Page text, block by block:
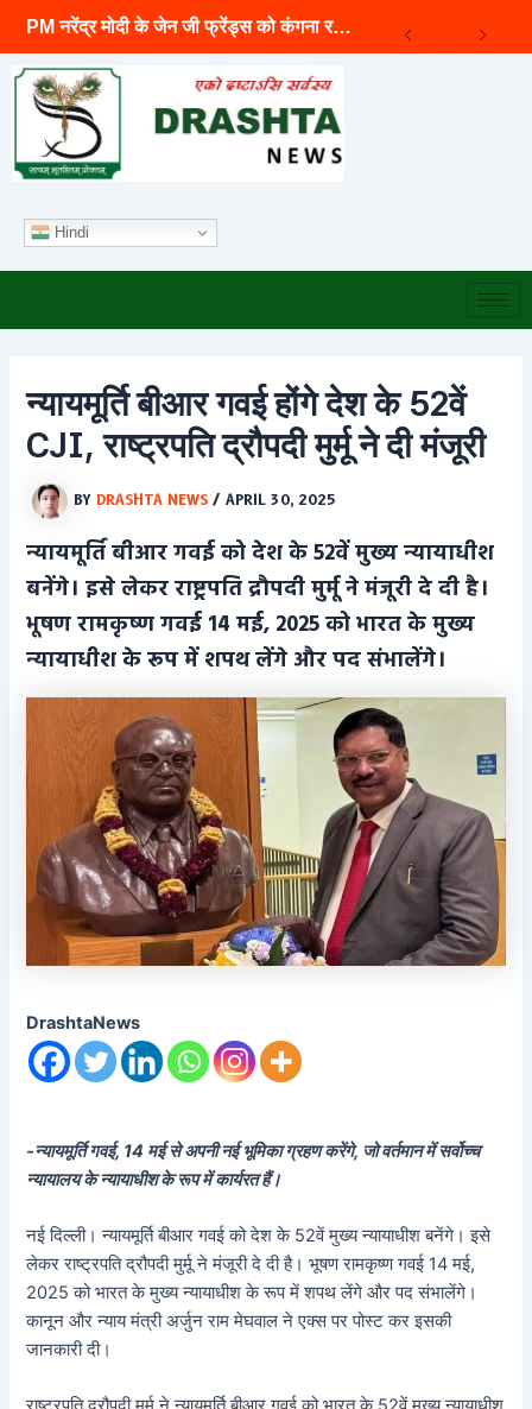
content
PM नरेंद्र मोदी के जेन जी फ्रेंड्स को कंगना रनौत ने बोला ‘जनरेशन गटर’
Hindi
न्यायमूर्ति बीआर गवई होंगे देश के 52वें
CJI, राष्ट्रपति द्रौपदी मुर्मू ने दी मंजूरी
BYDRASHTA NEWS/APRIL 30, 2025
न्यायमूर्ति बीआर गवई को देश के 52वें मुख्य न्यायाधीश
बनेंगे। इसे लेकर राष्ट्रपति द्रौपदी मुर्मू ने मंजूरी दे दी है।
भूषण रामकृष्ण गवई 14 मई, 2025 को भारत के मुख्य
न्यायाधीश के रूप में शपथ लेंगे और पद संभालेंगे।
DrashtaNews
-न्यायमूर्ति गवई, 14 मई से अपनी नई भूमिका ग्रहण करेंगे, जो वर्तमान में सर्वोच्च
न्यायालय के न्यायाधीश के रूप में कार्यरत हैं।
नई दिल्ली। न्यायमूर्ति बीआर गवई को देश के 52वें मुख्य न्यायाधीश बनेंगे। इसे
लेकर राष्ट्रपति द्रौपदी मुर्मू ने मंजूरी दे दी है। भूषण रामकृष्ण गवई 14 मई,
2025 को भारत के मुख्य न्यायाधीश के रूप में शपथ लेंगे और पद संभालेंगे।
कानून और न्याय मंत्री अर्जुन राम मेघवाल ने एक्स पर पोस्ट कर इसकी
जानकारी दी।